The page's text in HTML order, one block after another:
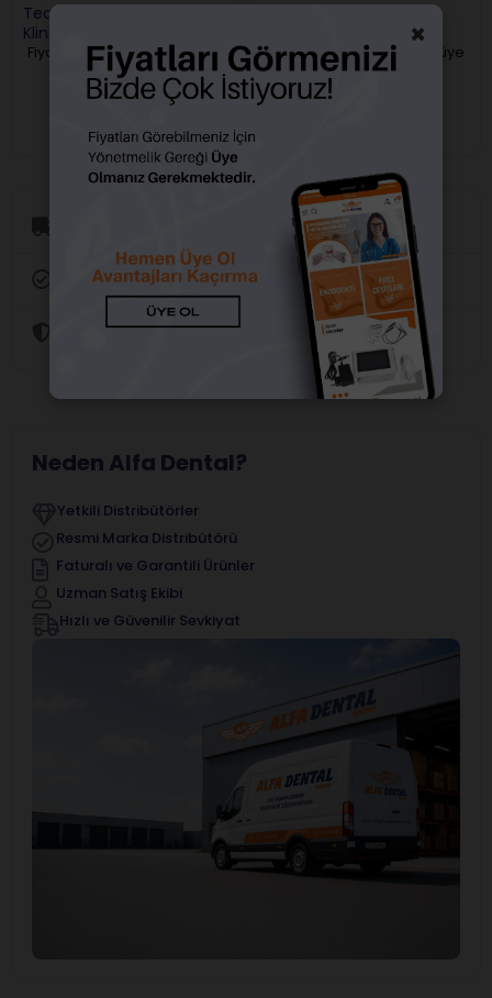
Tealth Havalı Mikromotor
Klinik Tipi
Fiyatları görebilmek için üye
girişi yapmalısınız.
Fiyatları görebilmek için üye
girişi yapmalısınız.
Orijinal Ürün Garantisi
Güvenli Alışveriş
Neden Alfa Dental?
Yetkili Distribütörler
Resmi Marka Distribütörü
Faturalı ve Garantili Ürünler
Uzman Satış Ekibi
Hızlı ve Güvenilir Sevkiyat
×